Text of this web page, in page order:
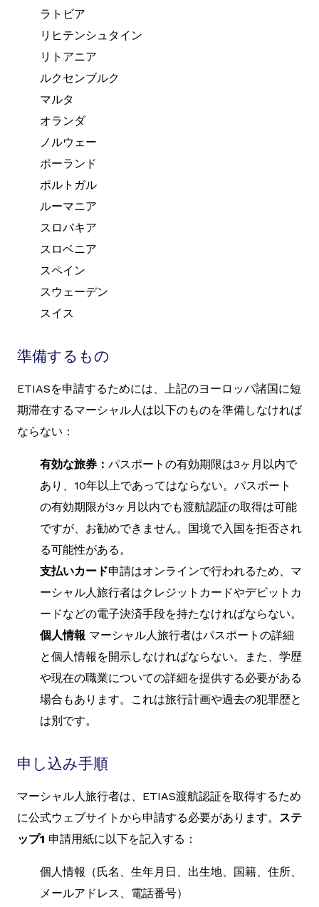
ラトビア
リヒテンシュタイン
リトアニア
ルクセンブルク
マルタ
オランダ
ノルウェー
ポーランド
ポルトガル
ルーマニア
スロバキア
スロベニア
スペイン
スウェーデン
スイス
準備するもの
ETIASを申請するためには、上記のヨーロッパ諸国に短
期滞在するマーシャル人は以下のものを準備しなければ
ならない：
有効な旅券： パスポートの有効期限は3ヶ月以内で
あり、10年以上であってはならない。パスポート
の有効期限が3ヶ月以内でも渡航認証の取得は可能
ですが、お勧めできません。国境で入国を拒否され
る可能性がある。
支払いカード申請はオンラインで行われるため、マ
ーシャル人旅行者はクレジットカードやデビットカ
ードなどの電子決済手段を持たなければならない。
個人情報 マーシャル人旅行者はパスポートの詳細
と個人情報を開示しなければならない。また、学歴
や現在の職業についての詳細を提供する必要がある
場合もあります。これは旅行計画や過去の犯罪歴と
は別です。
申し込み手順
マーシャル人旅行者は、ETIAS渡航認証を取得するため
に公式ウェブサイトから申請する必要があります。 ステ
ップ1 申請用紙に以下を記入する：
個人情報（氏名、生年月日、出生地、国籍、住所、
メールアドレス、電話番号）